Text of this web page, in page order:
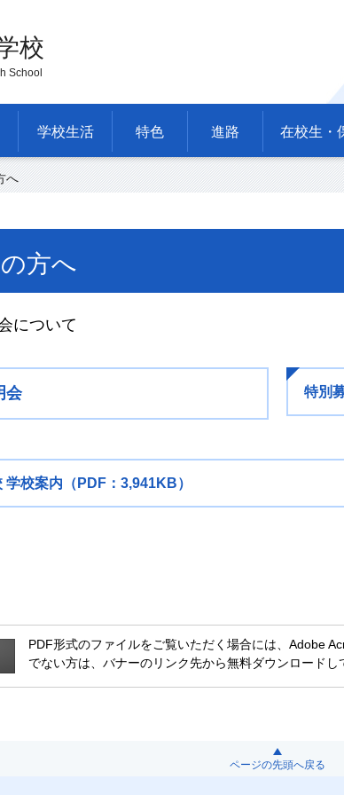
校
School
学校生活 特色 進路 在校生・
へ
方へ
について
会 特別
校案内（PDF：3,941KB）
PDF形式のファイルをご覧いただく場合には、Adobe
でない方は、バナーのリンク先から無料ダウンロードし
ページの先頭へ戻る